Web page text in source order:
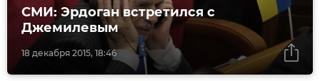
18 декабря 2015, 18:46
СМИ: Эрдоган встретился с
Джемилевым